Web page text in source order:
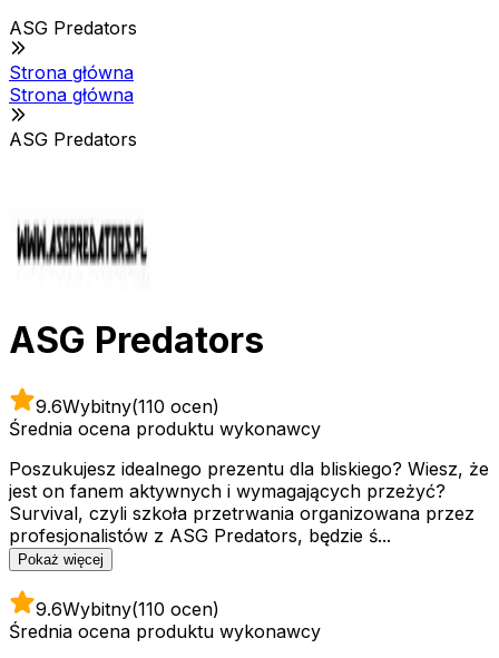
ASG Predators
Strona główna
Strona główna
ASG Predators
ASG Predators
9.6Wybitny(110 ocen)
Średnia ocena produktu wykonawcy
Poszukujesz idealnego prezentu dla bliskiego? Wiesz, że
jest on fanem aktywnych i wymagających przeżyć?
Survival, czyli szkoła przetrwania organizowana przez
profesjonalistów z ASG Predators, będzie ś...
Pokaż więcej
9.6Wybitny(110 ocen)
Średnia ocena produktu wykonawcy